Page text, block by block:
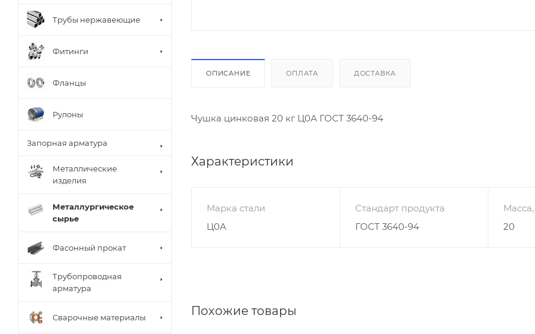
ОПИСАНИЕ ОПЛАТА ДОСТАВКА
Чушка цинковая 20 кг Ц0А ГОСТ 3640-94
Характеристики
Марка стали
Ц0А
Стандарт продукта
ГОСТ 3640-94
Масса,
20
Похожие товары
Трубы нержавеющие
Фитинги
Фланцы
Рулоны
Запорная арматура
Металлические
изделия
Металлургическое
сырье
Фасонный прокат
Трубопроводная
арматура
Сварочные материалы